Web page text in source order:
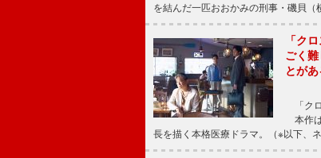
を結んだ一匹おおかみの刑事・磯貝
「ク
ごく
とが
「ク
本作
長を描く本格医療ドラマ。（※以下